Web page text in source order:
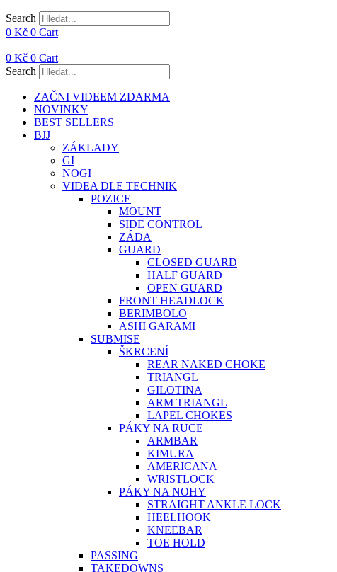
Search
0 Kč 0 Cart
0 Kč 0 Cart
Search
ZAČNI VIDEEM ZDARMA
NOVINKY
BEST SELLERS
BJJ
ZÁKLADY
GI
NOGI
VIDEA DLE TECHNIK
POZICE
MOUNT
SIDE CONTROL
ZÁDA
GUARD
CLOSED GUARD
HALF GUARD
OPEN GUARD
FRONT HEADLOCK
BERIMBOLO
ASHI GARAMI
SUBMISE
ŠKRCENÍ
REAR NAKED CHOKE
TRIANGL
GILOTINA
ARM TRIANGL
LAPEL CHOKES
PÁKY NA RUCE
ARMBAR
KIMURA
AMERICANA
WRISTLOCK
PÁKY NA NOHY
STRAIGHT ANKLE LOCK
HEELHOOK
KNEEBAR
TOE HOLD
PASSING
TAKEDOWNS